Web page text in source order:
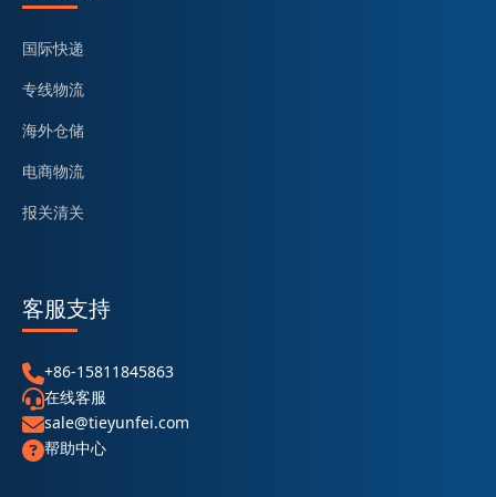
国际快递
专线物流
海外仓储
电商物流
报关清关
客服支持
+86-15811845863
在线客服
sale@tieyunfei.com
帮助中心